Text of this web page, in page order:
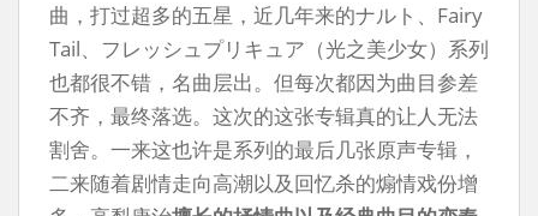
曲，打过超多的五星，近几年来的ナルト、Fairy
Tail、フレッシュプリキュア（光之美少女）系列
也都很不错，名曲层出。但每次都因为曲目参差
不齐，最终落选。这次的这张专辑真的让人无法
割舍。一来这也许是系列的最后几张原声专辑，
二来随着剧情走向高潮以及回忆杀的煽情戏份增